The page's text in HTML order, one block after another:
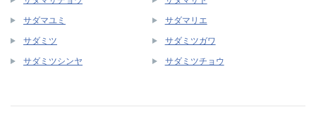
サダマユミ サダマリエ
サダミツ サダミツガワ
サダミツシンヤ サダミツチョウ